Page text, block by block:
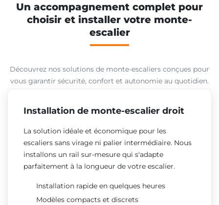
Un accompagnement complet pour
choisir et installer votre monte-
escalier
Découvrez nos solutions de monte-escaliers conçues pour
vous garantir sécurité, confort et autonomie au quotidien.
Installation de monte-escalier droit
La solution idéale et économique pour les
escaliers sans virage ni palier intermédiaire. Nous
installons un rail sur-mesure qui s'adapte
parfaitement à la longueur de votre escalier.
Installation rapide en quelques heures
Modèles compacts et discrets